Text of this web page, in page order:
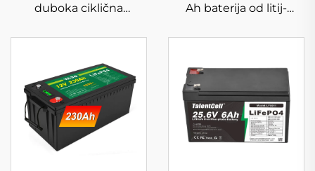
duboka ciklična
litijeva LiFePO4 baterija
Ah baterija od litij-
kvalitete,
litijevih LiFePO4
solarnih baterija s BMS-
om